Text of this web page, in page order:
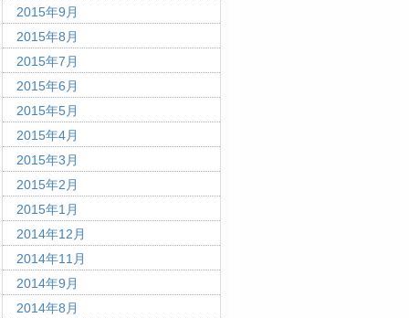
2015年9月
2015年8月
2015年7月
2015年6月
2015年5月
2015年4月
2015年3月
2015年2月
2015年1月
2014年12月
2014年11月
2014年9月
2014年8月